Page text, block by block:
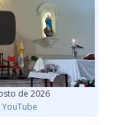
de 2026